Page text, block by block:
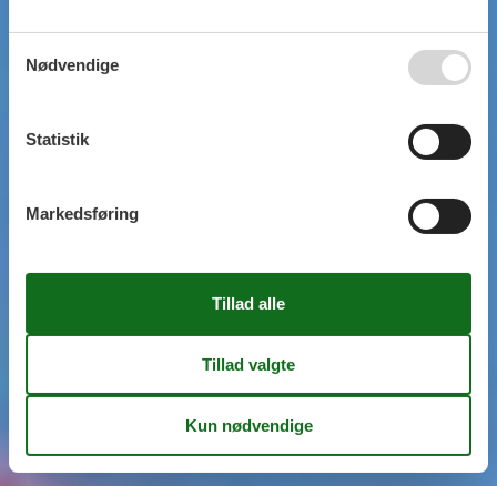
Nødvendige
Statistik
Markedsføring